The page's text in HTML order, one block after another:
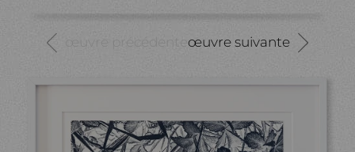
œuvre précédente œuvre suivante